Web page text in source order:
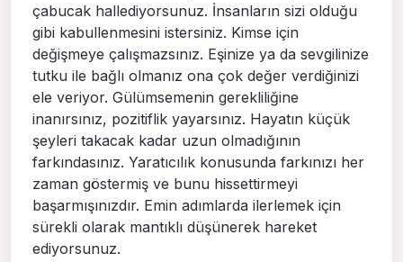
çabucak hallediyorsunuz. İnsanların sizi olduğu
gibi kabullenmesini istersiniz. Kimse için
değişmeye çalışmazsınız. Eşinize ya da sevgilinize
tutku ile bağlı olmanız ona çok değer verdiğinizi
ele veriyor. Gülümsemenin gerekliliğine
inanırsınız, pozitiflik yayarsınız. Hayatın küçük
şeyleri takacak kadar uzun olmadığının
farkındasınız. Yaratıcılık konusunda farkınızı her
zaman göstermiş ve bunu hissettirmeyi
başarmışınızdır. Emin adımlarda ilerlemek için
sürekli olarak mantıklı düşünerek hareket
ediyorsunuz.